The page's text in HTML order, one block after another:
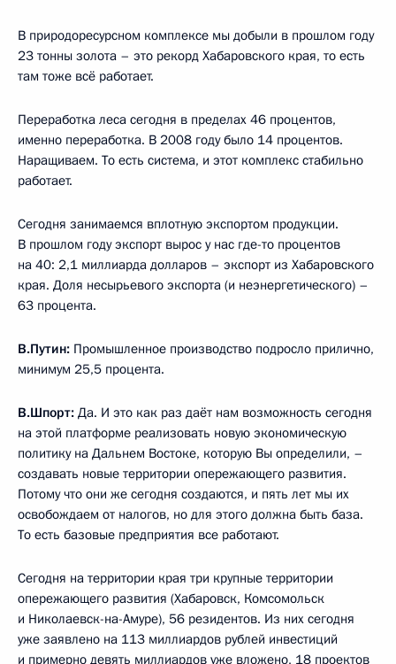
В природоресурсном комплексе мы добыли в прошлом году
23 тонны золота – это рекорд Хабаровского края, то есть
там тоже всё работает.
Переработка леса сегодня в пределах 46 процентов,
именно переработка. В 2008 году было 14 процентов.
Наращиваем. То есть система, и этот комплекс стабильно
работает.
Сегодня занимаемся вплотную экспортом продукции.
В прошлом году экспорт вырос у нас где-то процентов
на 40: 2,1 миллиарда долларов – экспорт из Хабаровского
края. Доля несырьевого экспорта (и неэнергетического) –
63 процента.
В.Путин: Промышленное производство подросло прилично,
минимум 25,5 процента.
В.Шпорт: Да. И это как раз даёт нам возможность сегодня
на этой платформе реализовать новую экономическую
политику на Дальнем Востоке, которую Вы определили, –
создавать новые территории опережающего развития.
Потому что они же сегодня создаются, и пять лет мы их
освобождаем от налогов, но для этого должна быть база.
То есть базовые предприятия все работают.
Сегодня на территории края три крупные территории
опережающего развития (Хабаровск, Комсомольск
и Николаевск-на-Амуре), 56 резидентов. Из них сегодня
уже заявлено на 113 миллиардов рублей инвестиций
и примерно девять миллиардов уже вложено, 18 проектов